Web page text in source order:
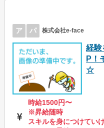
ア パ 株式会社e-face
経験
P！
☆
時給1500円〜
※昇給随時
スキルを身につけてい